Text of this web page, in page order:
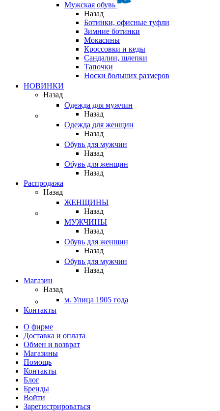
Мужская обувь
Назад
Ботинки, офисные туфли
Зимние ботинки
Мокасины
Кроссовки и кеды
Сандалии, шлепки
Тапочки
Носки больших размеров
НОВИНКИ
Назад
Одежда для мужчин
Назад
Одежда для женщин
Назад
Обувь для мужчин
Назад
Обувь для женщин
Назад
Распродажа
Назад
ЖЕНЩИНЫ
Назад
МУЖЧИНЫ
Назад
Обувь для женщин
Назад
Обувь для мужчин
Назад
Магазин
Назад
м. Улица 1905 года
Контакты
О фирме
Доставка и оплата
Обмен и возврат
Магазины
Помощь
Контакты
Блог
Бренды
Войти
Зарегистрироваться